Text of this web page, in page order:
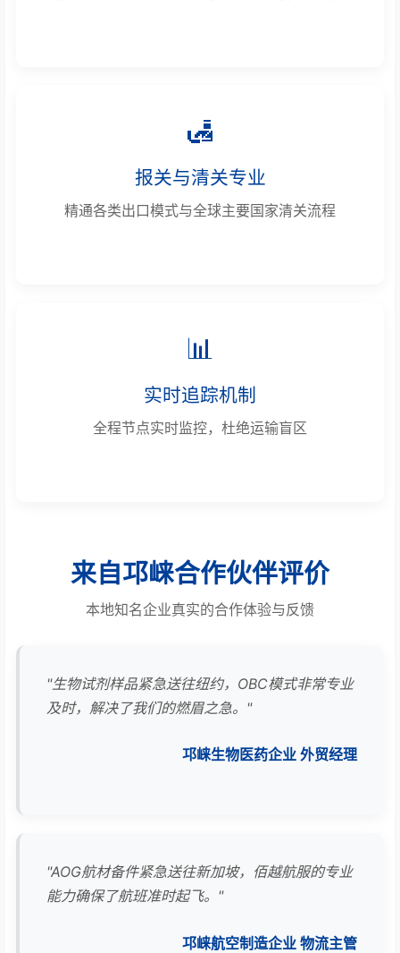
🛃
报关与清关专业
精通各类出口模式与全球主要国家清关流程
📊
实时追踪机制
全程节点实时监控，杜绝运输盲区
来自邛崃合作伙伴评价
本地知名企业真实的合作体验与反馈
"生物试剂样品紧急送往纽约，OBC模式非常专业
及时，解决了我们的燃眉之急。"
邛崃生物医药企业 外贸经理
"AOG航材备件紧急送往新加坡，佰越航服的专业
能力确保了航班准时起飞。"
邛崃航空制造企业 物流主管